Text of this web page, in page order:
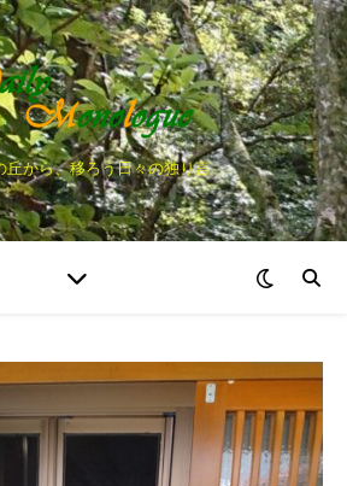
丘から、移ろう日々の独り言